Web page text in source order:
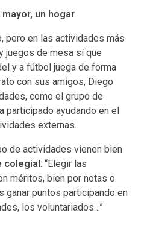
un hogar
pero en las actividades más
juegos de mesa sí que
y a fútbol juega de forma
con sus amigos, Diego
como el grupo de
participado ayudando en el
externas.
de actividades vienen bien
colegial: “Elegir las
méritos, bien por notas o
ganar puntos participando en
los voluntariados…”